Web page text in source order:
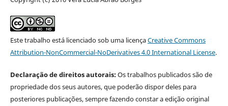
Este trabalho está licenciado sob uma licençaCreative Commons
Attribution-NonCommercial-NoDerivatives 4.0 International License.
Declaração de direitos autorais:Os trabalhos publicados são de
propriedade dos seus autores, que poderão dispor deles para
posteriores publicações, sempre fazendo constar a edição original